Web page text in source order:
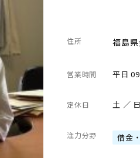
住所 福島
営業時間 平日
定休日 土 ／
注力分野 借金